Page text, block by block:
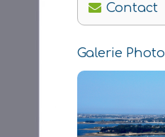
Contact
Galerie Photo